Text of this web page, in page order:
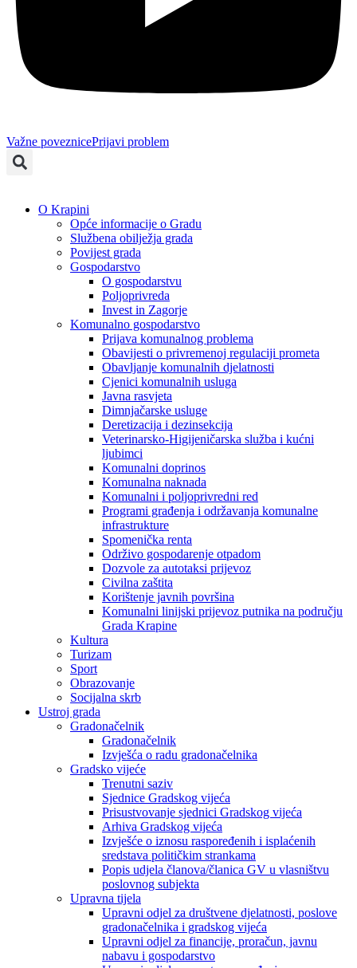
Važne poveznicePrijavi problem
O Krapini
Opće informacije o Gradu
Službena obilježja grada
Povijest grada
Gospodarstvo
O gospodarstvu
Poljoprivreda
Invest in Zagorje
Komunalno gospodarstvo
Prijava komunalnog problema
Obavijesti o privremenoj regulaciji prometa
Obavljanje komunalnih djelatnosti
Cjenici komunalnih usluga
Javna rasvjeta
Dimnjačarske usluge
Deretizacija i dezinsekcija
Veterinarsko-Higijeničarska služba i kućni
ljubimci
Komunalni doprinos
Komunalna naknada
Komunalni i poljoprivredni red
Programi građenja i održavanja komunalne
infrastrukture
Spomenička renta
Održivo gospodarenje otpadom
Dozvole za autotaksi prijevoz
Civilna zaštita
Korištenje javnih površina
Komunalni linijski prijevoz putnika na području
Grada Krapine
Kultura
Turizam
Sport
Obrazovanje
Socijalna skrb
Ustroj grada
Gradonačelnik
Gradonačelnik
Izvješća o radu gradonačelnika
Gradsko vijeće
Trenutni saziv
Sjednice Gradskog vijeća
Prisustvovanje sjednici Gradskog vijeća
Arhiva Gradskog vijeća
Izvješće o iznosu raspoređenih i isplaćenih
sredstava političkim strankama
Popis udjela članova/članica GV u vlasništvu
poslovnog subjekta
Upravna tijela
Upravni odjel za društvene djelatnosti, poslove
gradonačelnika i gradskog vijeća
Upravni odjel za financije, proračun, javnu
nabavu i gospodarstvo